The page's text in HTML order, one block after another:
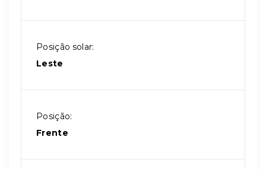
Posição solar:
Leste
Posição:
Frente